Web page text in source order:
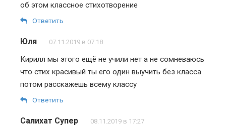
об этом классное стихотворение
Ответить
Юля 07.11.2019 в 07:18
Кирилл мы этого ещё не учили нет а не сомневаюсь
что стих красивый ты его один выучить без класса
потом расскажешь всему классу
Ответить
Салихат Супер 08.11.2019 в 17:27